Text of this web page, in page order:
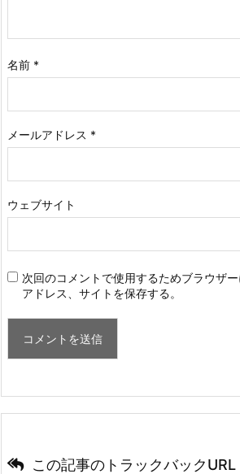
名前 *
メールアドレス *
ウェブサイト
次回のコメントで使用するためブラウザ
アドレス、サイトを保存する。
この記事のトラックバックURL